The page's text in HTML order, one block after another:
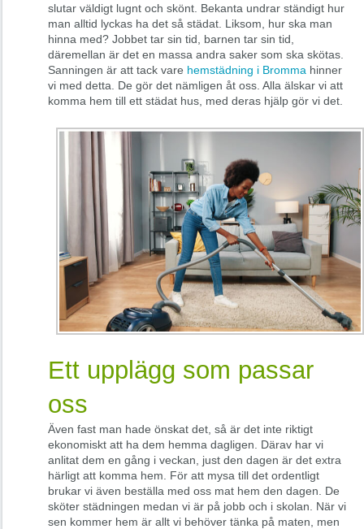
slutar väldigt lugnt och skönt. Bekanta undrar ständigt hur
man alltid lyckas ha det så städat. Liksom, hur ska man
hinna med? Jobbet tar sin tid, barnen tar sin tid,
däremellan är det en massa andra saker som ska skötas.
Sanningen är att tack vare hemstädning i Bromma hinner
vi med detta. De gör det nämligen åt oss. Alla älskar vi att
komma hem till ett städat hus, med deras hjälp gör vi det.
Ett upplägg som passar
oss
Även fast man hade önskat det, så är det inte riktigt
ekonomiskt att ha dem hemma dagligen. Därav har vi
anlitat dem en gång i veckan, just den dagen är det extra
härligt att komma hem. För att mysa till det ordentligt
brukar vi även beställa med oss mat hem den dagen. De
sköter städningen medan vi är på jobb och i skolan. När vi
sen kommer hem är allt vi behöver tänka på maten, men